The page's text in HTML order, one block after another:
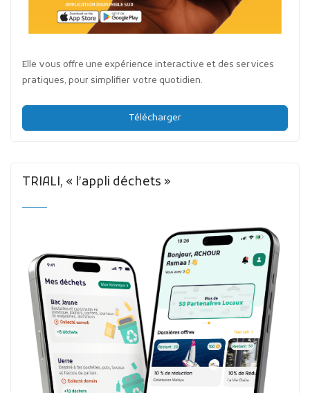
Elle vous offre une expérience interactive et des services
pratiques, pour simplifier votre quotidien.
Télécharger
TRIALI, « l’appli déchets »